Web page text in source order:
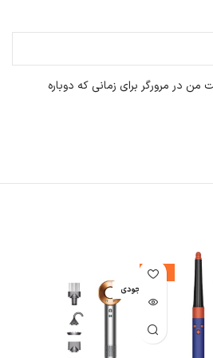
من در مرورگر برای زمانی که دوباره
-14%
اتمام موجودی